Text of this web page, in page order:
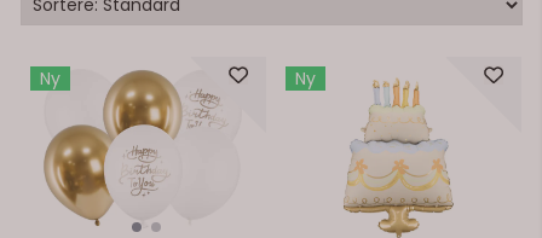
Ny Ny
På lager På lager